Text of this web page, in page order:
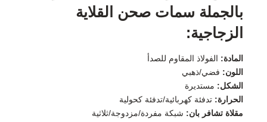
بالجملة سمات صحن القلاية
الزجاجية:
المادة: الفولاذ المقاوم للصدأ
اللون: فضي/ذهبي
الشكل: مستديرة
الحرارة:تدفئة كهربائية/تدفئة كحولية
مقلاة تشافر بان: شبكة مفردة/مزدوجة/ثلاثية